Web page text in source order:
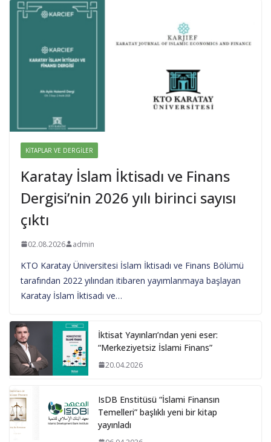
KITAPLAR VE DERGILER
Karatay İslam İktisadı ve Finans
Dergisi’nin 2026 yılı birinci sayısı
çıktı
02.08.2026 admin
KTO Karatay Üniversitesi İslam İktisadı ve Finans Bölümü
tarafından 2022 yılından itibaren yayımlanmaya başlayan
Karatay İslam İktisadı ve…
İktisat Yayınları’ndan yeni eser:
“Merkeziyetsiz İslami Finans”
20.04.2026
IsDB Enstitüsü “İslami Finansın
Temelleri” başlıklı yeni bir kitap
yayınladı